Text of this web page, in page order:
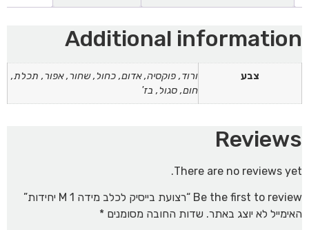
Additional information
צבע
ורוד, פוקסיה, אדום, כחול, שחור, אפור, תכלת,
חום, סגול, בז'
Reviews
There are no reviews yet.
Be the first to review “רצועת בייסיק לכלב מידה M 1 יחידות”
האימייל לא יוצג באתר. שדות החובה מסומנים *